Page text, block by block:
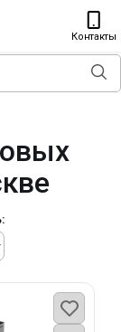
Контакты